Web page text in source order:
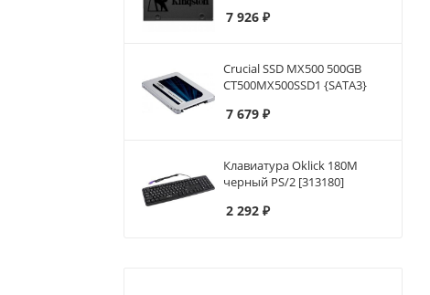
7 926 ₽
Crucial SSD MX500 500GB
CT500MX500SSD1 {SATA3}
7 679 ₽
Клавиатура Oklick 180M
черный PS/2 [313180]
2 292 ₽